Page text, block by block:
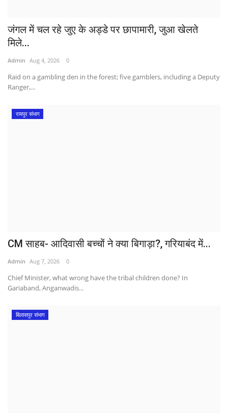
जंगल में चल रहे जुए के अड्डे पर छापामारी, जुआ खेलते
मिले...
Admin Aug 4, 2026 0
Raid on a gambling den in the forest; five gamblers, including a Deputy
Ranger,...
रायपुर संभाग
CM साहब- आदिवासी बच्चों ने क्या बिगाड़ा?, गरियाबंद में...
Admin Aug 7, 2026 0
Chief Minister, what wrong have the tribal children done? In
Gariaband, Anganwadis...
बिलासपुर संभाग